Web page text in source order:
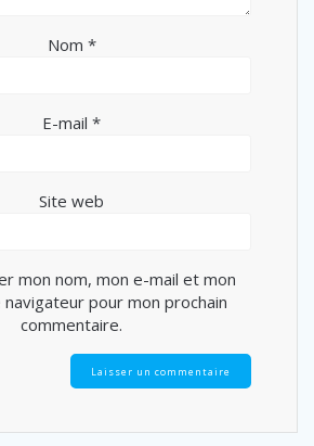
Nom *
E-mail *
Site web
mon nom, mon e-mail et mon
pour mon prochain
commentaire.